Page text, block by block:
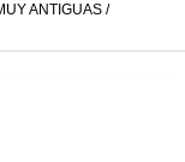
ANTIGUAS /